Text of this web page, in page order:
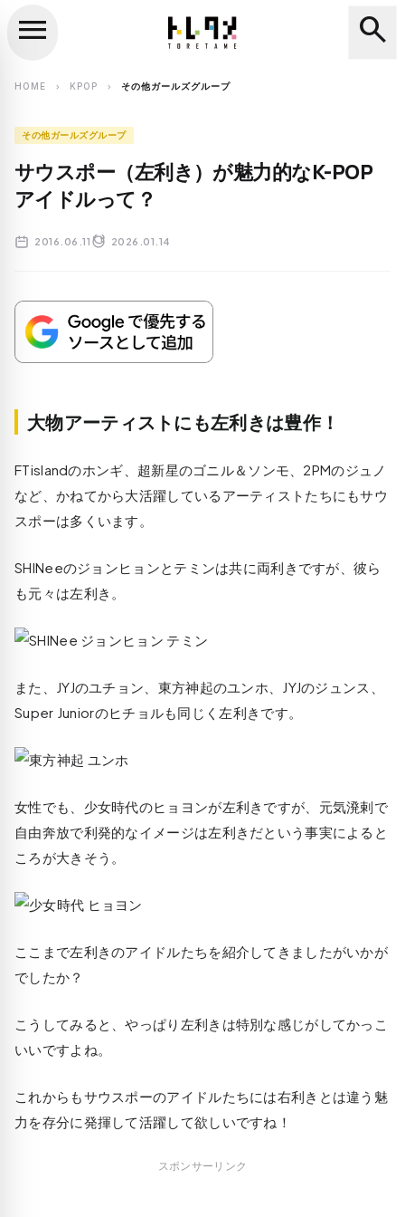
search
menu search
HOME chevron_right KPOP chevron_right その他ガールズグループ
その他ガールズグループ
サウスポー（左利き）が魅力的なK-POP
アイドルって？
2016.06.11 2026.01.14
大物アーティストにも左利きは豊作！
FTislandのホンギ、超新星のゴニル＆ソンモ、2PMのジュノ
など、かねてから大活躍しているアーティストたちにもサウ
スポーは多くいます。
SHINeeのジョンヒョンとテミンは共に両利きですが、彼ら
も元々は左利き。
また、JYJのユチョン、東方神起のユンホ、JYJのジュンス、
Super Juniorのヒチョルも同じく左利きです。
女性でも、少女時代のヒョヨンが左利きですが、元気溌剌で
自由奔放で利発的なイメージは左利きだという事実によると
ころが大きそう。
ここまで左利きのアイドルたちを紹介してきましたがいかが
でしたか？
こうしてみると、やっぱり左利きは特別な感じがしてかっこ
いいですよね。
これからもサウスポーのアイドルたちには右利きとは違う魅
力を存分に発揮して活躍して欲しいですね！
スポンサーリンク